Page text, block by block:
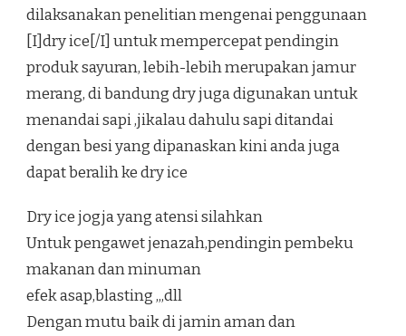
dilaksanakan penelitian mengenai penggunaan
[I]dry ice[/I] untuk mempercepat pendingin
produk sayuran, lebih-lebih merupakan jamur
merang, di bandung dry juga digunakan untuk
menandai sapi ,jikalau dahulu sapi ditandai
dengan besi yang dipanaskan kini anda juga
dapat beralih ke dry ice
Dry ice jogja yang atensi silahkan
Untuk pengawet jenazah,pendingin pembeku
makanan dan minuman
efek asap,blasting ,,,dll
Dengan mutu baik di jamin aman dan